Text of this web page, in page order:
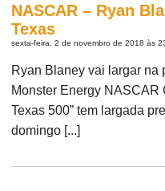
NASCAR – Ryan
Texas
sexta-feira, 2 de novembro de 2018 às
Ryan Blaney vai largar na
Monster Energy NASCAR
Texas 500” tem largada
domingo [...]